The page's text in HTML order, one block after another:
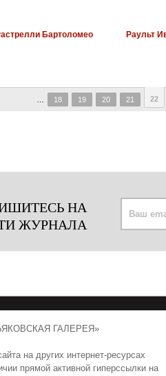
Бартоломео Раульт
18 19 20 21 22
НА
ЖУРНАЛА
ГАЛЕРЕЯ»
на других интернет-ресурсах
прямой активной гиперссылки на